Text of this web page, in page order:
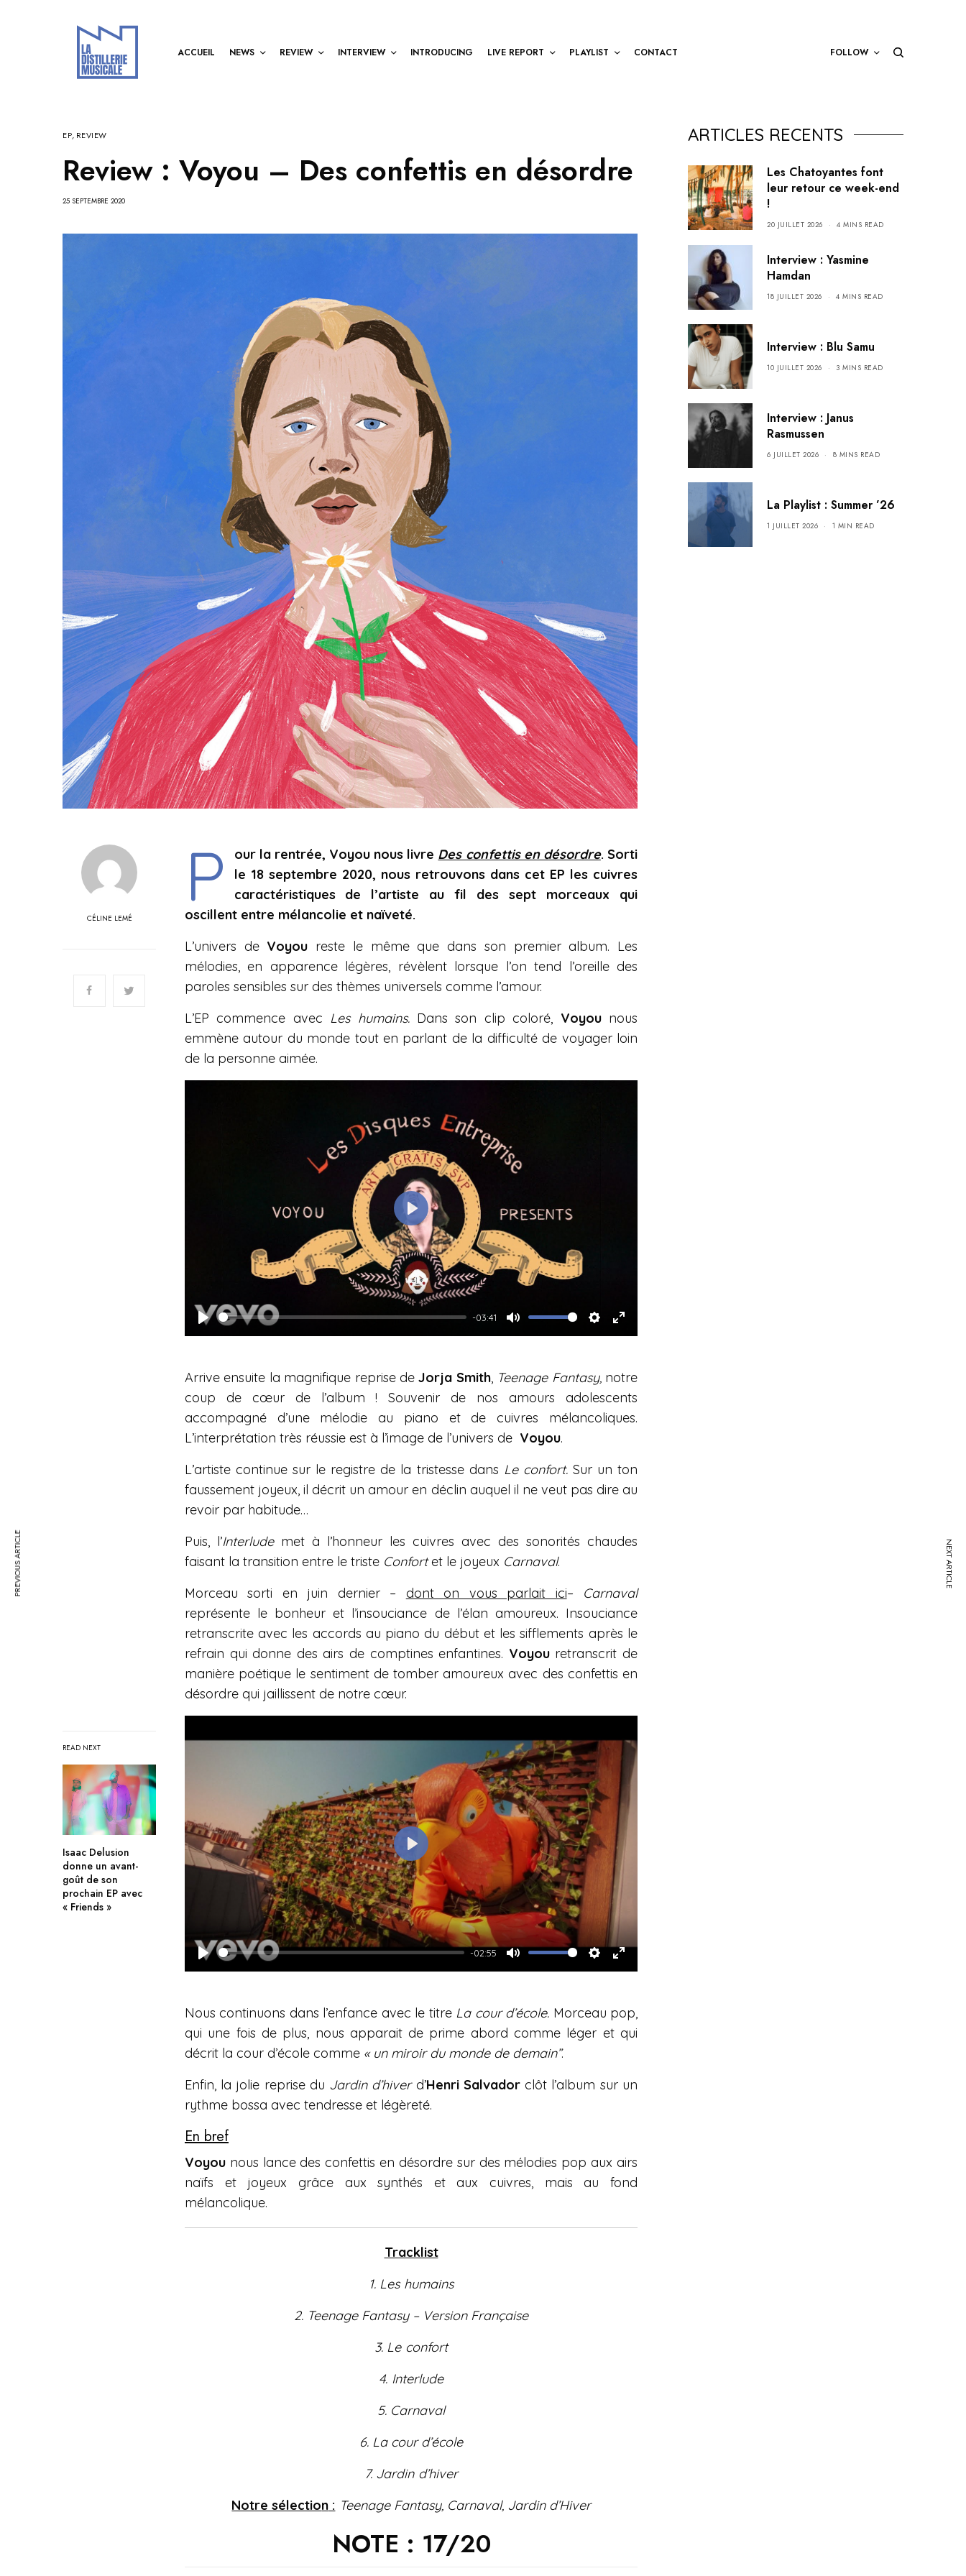
ACCUEIL NEWS REVIEW INTERVIEW INTRODUCING LIVE REPORT PLAYLIST CONTACT FOLLOW
EP, REVIEW
Review : Voyou – Des confettis en désordre
25 SEPTEMBRE 2020
CÉLINE LEMÉ
READ NEXT
Isaac Delusion
donne un avant-
goût de son
prochain EP avec
« Friends »
P our la rentrée, Voyou nous livre Des confettis en désordre. Sorti
le 18 septembre 2020, nous retrouvons dans cet EP les cuivres
caractéristiques de l’artiste au fil des sept morceaux qui
oscillent entre mélancolie et naïveté.
L’univers de Voyou reste le même que dans son premier album. Les
mélodies, en apparence légères, révèlent lorsque l’on tend l’oreille des
paroles sensibles sur des thèmes universels comme l’amour.
L’EP commence avec Les humains. Dans son clip coloré, Voyounous
emmène autour du monde tout en parlant de la difficulté de voyager loin
de la personne aimée.
P
a
y
-03:41
M
t
e
S
t
t
i
g
s
E
t
e
r
u
c
e
e
n
P
l
a
y
Arrive ensuite la magnifique reprise deJorja Smith, Teenage Fantasy, notre
coup de cœur de l’album ! Souvenir de nos amours adolescents
accompagné d’une mélodie au piano et de cuivres mélancoliques.
L’interprétation très réussie est à l’image de l’univers de Voyou.
L’artiste continue sur le registre de la tristesse dans Le confort. Sur un ton
faussement joyeux,il décrit un amour en déclin auquel il ne veut pas dire au
revoir par habitude…
Puis, l’Interludemet à l’honneur les cuivres avec des sonorités chaudes
faisant la transition entre le triste Confortet le joyeux Carnaval.
Morceau sorti en juin dernier – dont on vous parlait ici– Carnaval
représente le bonheur et l’insouciance de l’élan amoureux. Insouciance
retranscrite avec les accords au piano du début et les sifflements après le
refrain qui donne des airs de comptines enfantines. Voyouretranscrit de
manière poétique le sentiment de tomber amoureux avec des confettis en
désordre qui jaillissent de notre cœur.
P
a
y
-02:55
M
t
e
S
t
t
E
t
e
s
c
e
P
l
a
y
Nous continuons dans l’enfance avec le titre La cour d’école. Morceau pop,
qui une fois de plus, nous apparait de prime abord comme léger et qui
décrit la cour d’école comme « un miroir du monde de demain”.
Enfin, la jolie reprise du Jardin d’hiverd’Henri Salvadorclôt l’album sur un
rythme bossa avec tendresse et légèreté.
En bref
Voyou nous lance des confettis en désordre sur des mélodies pop aux airs
naïfs et joyeux grâce aux synthés et aux cuivres, mais au fond
mélancolique.
Tracklist
1. Les humains
2. Teenage Fantasy – Version Française
3. Le confort
4. Interlude
5. Carnaval
6. La cour d’école
7. Jardin d’hiver
Notre sélection : Teenage Fantasy, Carnaval, Jardin d’Hiver
NOTE : 17/20
ARTICLES RECENTS
Les Chatoyantes font
leur retour ce week-end
!
20 JUILLET 2026 4 MINS READ
Interview : Yasmine
Hamdan
18 JUILLET 2026 4 MINS READ
Interview : Blu Samu
10 JUILLET 2026 3 MINS READ
Interview : Janus
Rasmussen
6 JUILLET 2026 8 MINS READ
La Playlist : Summer ’26
1 JUILLET 2026 1 MIN READ
PREVIOUS ARTICLE NEXT ARTICLE